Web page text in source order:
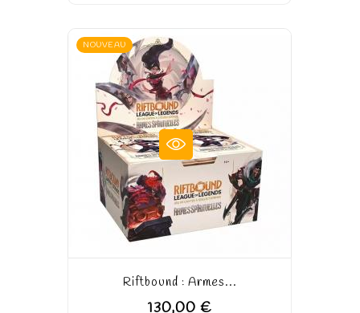
NOUVEAU
Riftbound : Armes...
130,00 €